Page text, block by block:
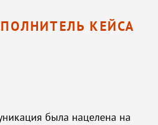
КЕЙСА
была нацелена на